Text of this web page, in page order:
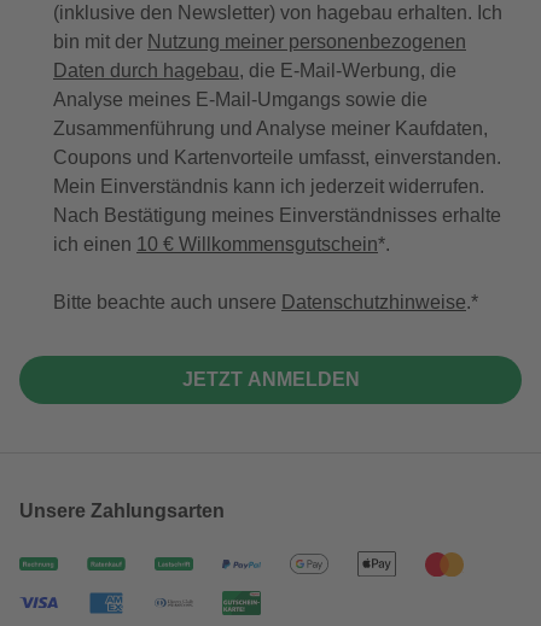
(inklusive den Newsletter) von hagebau erhalten. Ich
bin mit der Nutzung meiner personenbezogenen
Daten durch hagebau, die E-Mail-Werbung, die
Analyse meines E-Mail-Umgangs sowie die
Zusammenführung und Analyse meiner Kaufdaten,
Coupons und Kartenvorteile umfasst, einverstanden.
Mein Einverständnis kann ich jederzeit widerrufen.
Nach Bestätigung meines Einverständnisses erhalte
ich einen 10 € Willkommensgutschein*.
Bitte beachte auch unsere Datenschutzhinweise.
JETZT ANMELDEN
Unsere Zahlungsarten